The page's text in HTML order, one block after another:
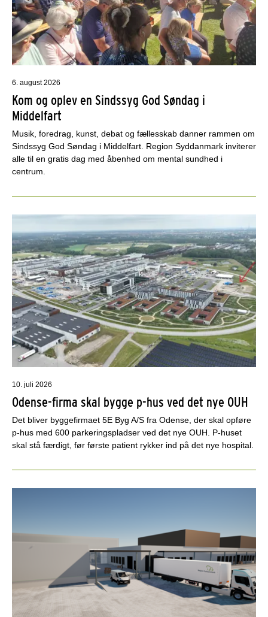
6. august 2026
Kom og oplev en Sindssyg God Søndag i
Middelfart
Musik, foredrag, kunst, debat og fællesskab danner rammen om
Sindssyg God Søndag i Middelfart. Region Syddanmark inviterer
alle til en gratis dag med åbenhed om mental sundhed i
centrum.
10. juli 2026
Odense-firma skal bygge p-hus ved det nye OUH
Det bliver byggefirmaet 5E Byg A/S fra Odense, der skal opføre
p-hus med 600 parkeringspladser ved det nye OUH. P-huset
skal stå færdigt, før første patient rykker ind på det nye hospital.